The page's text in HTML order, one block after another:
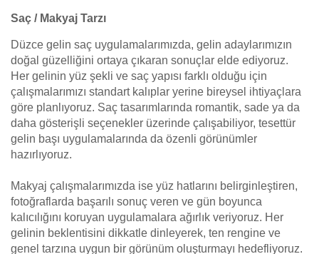
Saç / Makyaj Tarzı
Düzce gelin saç uygulamalarımızda, gelin adaylarımızın
doğal güzelliğini ortaya çıkaran sonuçlar elde ediyoruz.
Her gelinin yüz şekli ve saç yapısı farklı olduğu için
çalışmalarımızı standart kalıplar yerine bireysel ihtiyaçlara
göre planlıyoruz. Saç tasarımlarında romantik, sade ya da
daha gösterişli seçenekler üzerinde çalışabiliyor, tesettür
gelin başı uygulamalarında da özenli görünümler
hazırlıyoruz.
Makyaj çalışmalarımızda ise yüz hatlarını belirginleştiren,
fotoğraflarda başarılı sonuç veren ve gün boyunca
kalıcılığını koruyan uygulamalara ağırlık veriyoruz. Her
gelinin beklentisini dikkatle dinleyerek, ten rengine ve
genel tarzına uygun bir görünüm oluşturmayı hedefliyoruz.